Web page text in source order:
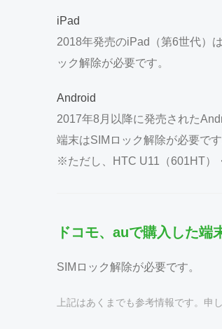
iPad
2018年発売のiPad（第6世代）
ック解除が必要です。
Android
2017年8月以降に発売された
端末はSIMロック解除が必要です
※ただし、HTC U11（601HT）
ドコモ、auで購入した端
SIMロック解除が必要です。
上記はあくまでも参考情報です。申